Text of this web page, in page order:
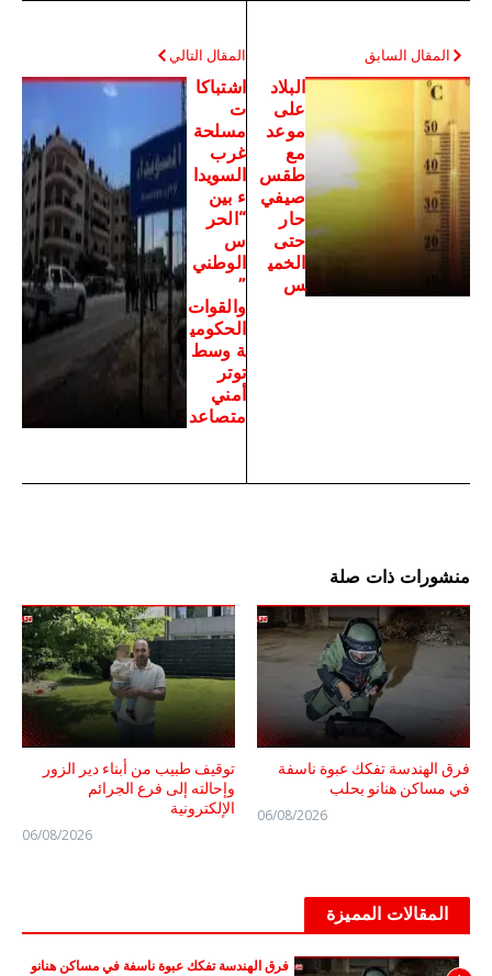
المقال السابق
البلاد
على
موعد
مع
طقس
صيفي
حار
حتى
الخمي
س
المقال التالي
اشتباكا
ت
مسلحة
غرب
السويدا
ء بين
“الحر
س
الوطني
”
والقوات
الحكومي
ة وسط
توتر
أمني
متصاعد
منشورات ذات صلة
فرق الهندسة تفكك عبوة ناسفة
في مساكن هنانو بحلب
06/08/2026
توقيف طبيب من أبناء دير الزور
وإحالته إلى فرع الجرائم
الإلكترونية
06/08/2026
المقالات المميزة
فرق الهندسة تفكك عبوة ناسفة في مساكن هنانو